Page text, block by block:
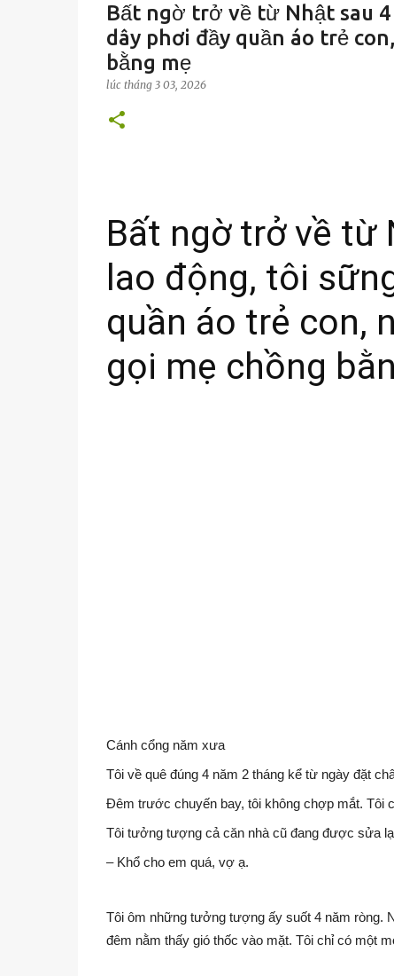
Bất ngờ trở về từ Nhật sau
dây phơi đầy quần áo trẻ
bằng mẹ
lúc tháng 3 03, 2026
Bất ngờ trở về từ
lao động, tôi
quần áo trẻ con,
gọi mẹ chồng
Cánh cổng năm xưa
Tôi về quê đúng 4 năm 2 tháng kể từ ngày đặt
Đêm trước chuyến bay, tôi không chợp mắt. Tôi
Tôi tưởng tượng cả căn nhà cũ đang được sửa
– Khổ cho em quá, vợ ạ.
Tôi ôm những tưởng tượng ấy suốt 4 năm ròng.
đêm nằm thấy gió thốc vào mặt. Tôi chỉ có một